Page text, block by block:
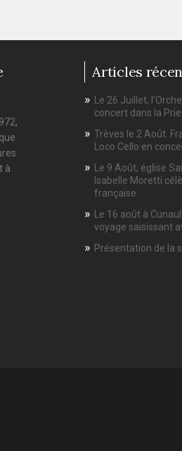
à
Articles
Le 26 Juillet,
concert dans la
Trèves le 2 Août.
Loco Cello en
Le 9 Août, église
Isabelle Moretti
française
Le 16 août à
voyage saisissant
Présentation de la